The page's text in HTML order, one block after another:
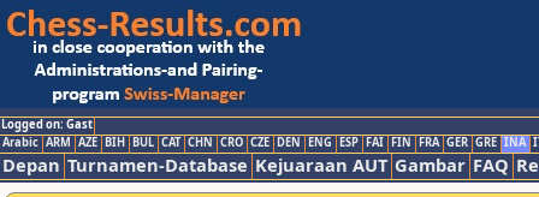
Logged on: Gast
Arabic ARM AZE BIH BUL CAT CHN CRO CZE DEN ENG ESP FAI FIN FRA GER GRE INA
Depan Turnamen-Database Kejuaraan AUT Gambar FAQ